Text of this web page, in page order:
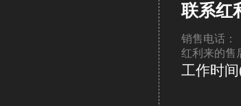
联系红
销售电话：
红利来的售
工作时间